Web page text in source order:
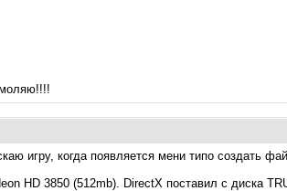
игру, когда появляется мени типо создать
HD 3850 (512mb). DirectX поставил с диска